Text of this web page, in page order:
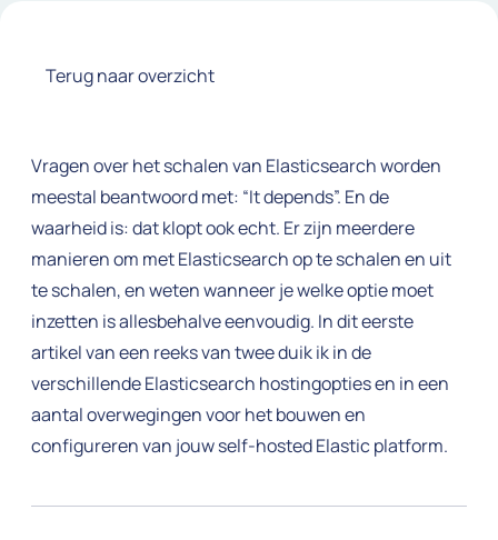
Terug naar overzicht
Vragen over het schalen van Elasticsearch worden
meestal beantwoord met: “It depends”. En de
waarheid is: dat klopt ook echt. Er zijn meerdere
manieren om met Elasticsearch op te schalen en uit
te schalen, en weten wanneer je welke optie moet
inzetten is allesbehalve eenvoudig. In dit eerste
artikel van een reeks van twee duik ik in de
verschillende Elasticsearch hostingopties en in een
aantal overwegingen voor het bouwen en
configureren van jouw self-hosted Elastic platform.